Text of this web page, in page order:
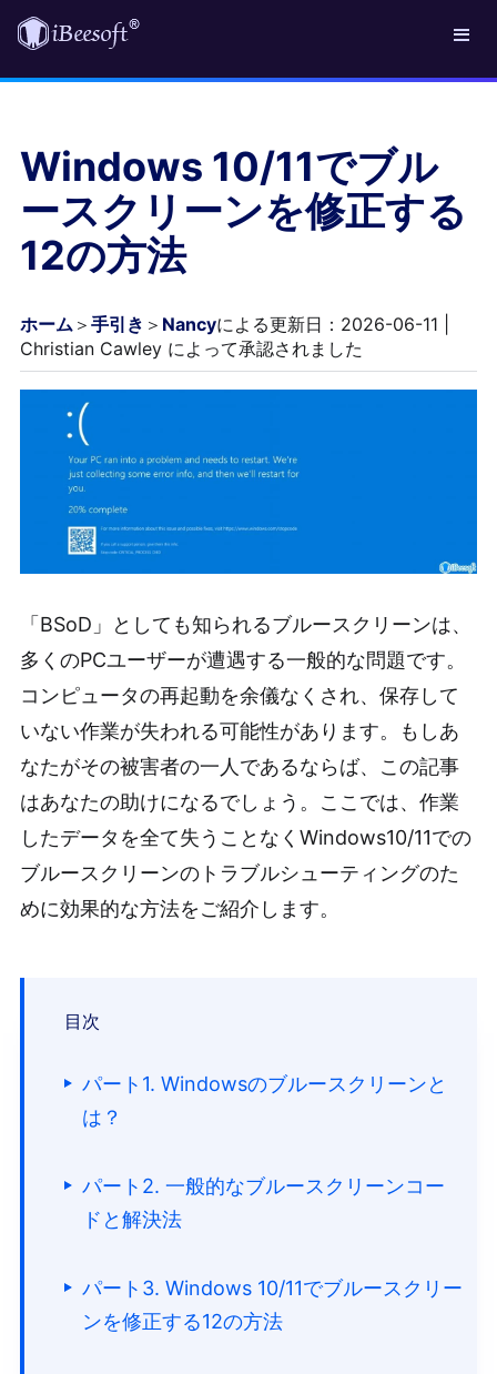
Windows 10/11でブル
ースクリーンを修正する
12の方法
ホーム＞ 手引き ＞ Nancyによる更新日：2026-06-11 |
Christian Cawley によって承認されました
「BSoD」としても知られるブルースクリーンは、
多くのPCユーザーが遭遇する一般的な問題です。
コンピュータの再起動を余儀なくされ、保存して
いない作業が失われる可能性があります。もしあ
なたがその被害者の一人であるならば、この記事
はあなたの助けになるでしょう。ここでは、作業
したデータを全て失うことなくWindows10/11での
ブルースクリーンのトラブルシューティングのた
めに効果的な方法をご紹介します。
目次
パート1. Windowsのブルースクリーンと
は？
パート2. 一般的なブルースクリーンコー
ドと解決法
パート3. Windows 10/11でブルースクリー
ンを修正する12の方法